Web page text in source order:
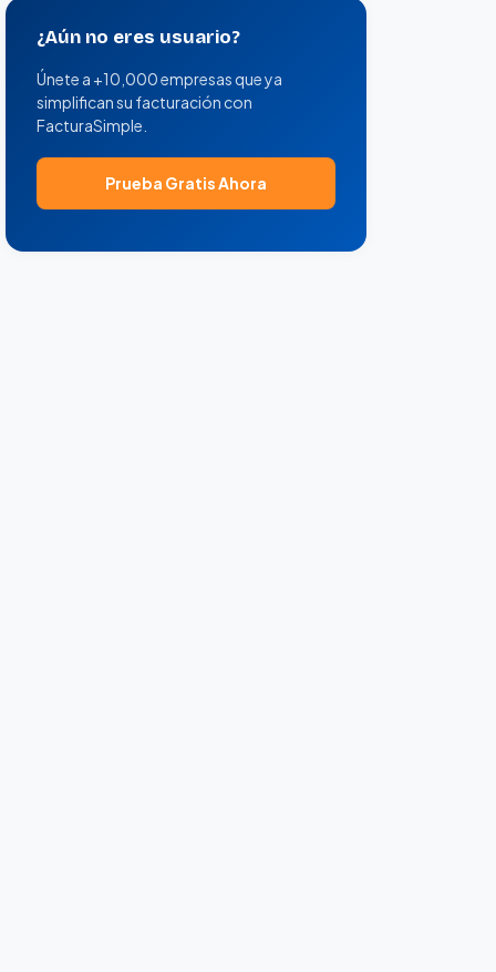
¿Aún no eres usuario?
Únete a +10,000 empresas que ya
simplifican su facturación con
FacturaSimple.
Prueba Gratis Ahora